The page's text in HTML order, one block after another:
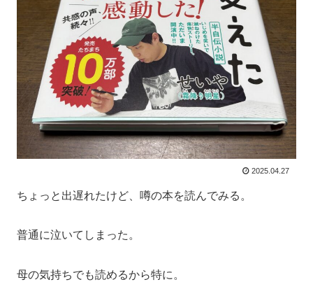
2025.04.27
ちょっと出遅れたけど、噂の本を読んでみる。
普通に泣いてしまった。
母の気持ちでも読めるから特に。